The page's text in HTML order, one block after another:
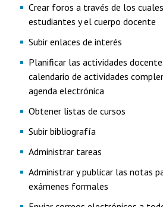
Crear foros a través de los
estudiantes y el cuerpo docente
Subir enlaces de interés
Planificar las actividades
calendario de actividades
agenda electrónica
Obtener listas de cursos
Subir bibliografía
Administrar tareas
Administrar y publicar las notas
exámenes formales